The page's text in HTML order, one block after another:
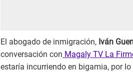
El abogado de inmigración, Iván
conversación con Magaly TV La
estaría incurriendo en bigamia, por